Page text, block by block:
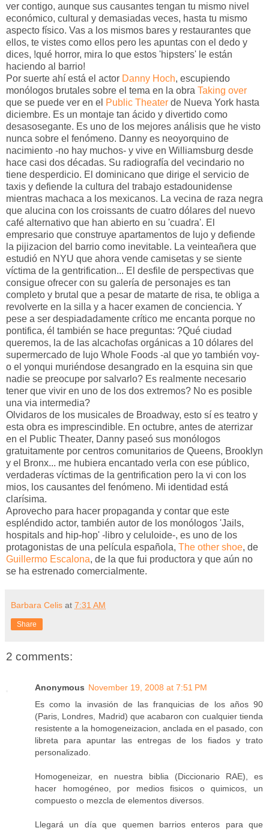
ver contigo, aunque sus causantes tengan tu mismo nivel
económico, cultural y demasiadas veces, hasta tu mismo
aspecto físico. Vas a los mismos bares y restaurantes que
ellos, te vistes como ellos pero les apuntas con el dedo y
dices, !qué horror, mira lo que estos 'hipsters' le están
haciendo al barrio!
Por suerte ahí está el actor Danny Hoch, escupiendo
monólogos brutales sobre el tema en la obra Taking over
que se puede ver en el Public Theater de Nueva York hasta
diciembre. Es un montaje tan ácido y divertido como
desasosegante. Es uno de los mejores análisis que he visto
nunca sobre el fenómeno. Danny es neoyorquino de
nacimiento -no hay muchos- y vive en Williamsburg desde
hace casi dos décadas. Su radiografía del vecindario no
tiene desperdicio. El dominicano que dirige el servicio de
taxis y defiende la cultura del trabajo estadounidense
mientras machaca a los mexicanos. La vecina de raza negra
que alucina con los croissants de cuatro dólares del nuevo
café alternativo que han abierto en su 'cuadra'. El
empresario que construye apartamentos de lujo y defiende
la pijizacion del barrio como inevitable. La veinteañera que
estudió en NYU que ahora vende camisetas y se siente
víctima de la gentrification... El desfile de perspectivas que
consigue ofrecer con su galería de personajes es tan
completo y brutal que a pesar de matarte de risa, te obliga a
revolverte en la silla y a hacer examen de conciencia. Y
pese a ser despiadadamente crítico me encanta porque no
pontifica, él también se hace preguntas: ?Qué ciudad
queremos, la de las alcachofas orgánicas a 10 dólares del
supermercado de lujo Whole Foods -al que yo también voy-
o el yonqui muriéndose desangrado en la esquina sin que
nadie se preocupe por salvarlo? Es realmente necesario
tener que vivir en uno de los dos extremos? No es posible
una via intermedia?
Olvidaros de los musicales de Broadway, esto sí es teatro y
esta obra es imprescindible. En octubre, antes de aterrizar
en el Public Theater, Danny paseó sus monólogos
gratuitamente por centros comunitarios de Queens, Brooklyn
y el Bronx... me hubiera encantado verla con ese público,
verdaderas víctimas de la gentrification pero la vi con los
mios, los causantes del fenómeno. Mi identidad está
clarísima.
Aprovecho para hacer propaganda y contar que este
espléndido actor, también autor de los monólogos 'Jails,
hospitals and hip-hop' -libro y celuloide-, es uno de los
protagonistas de una película española, The other shoe, de
Guillermo Escalona, de la que fui productora y que aún no
se ha estrenado comercialmente.
Barbara Celis at 7:31 AM
Share
2 comments:
Anonymous November 19, 2008 at 7:51 PM
Es como la invasión de las franquicias de los años 90
(Paris, Londres, Madrid) que acabaron con cualquier tienda
resistente a la homogeneizacion, anclada en el pasado, con
libreta para apuntar las entregas de los fiados y trato
personalizado.
Homogeneizar, en nuestra biblia (Diccionario RAE), es
hacer homogéneo, por medios fisicos o quimicos, un
compuesto o mezcla de elementos diversos.
Llegará un día que quemen barrios enteros para que